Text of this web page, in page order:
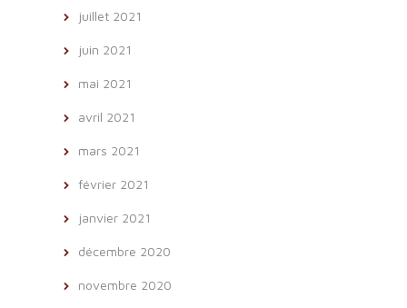
juillet 2021
juin 2021
mai 2021
avril 2021
mars 2021
février 2021
janvier 2021
décembre 2020
novembre 2020